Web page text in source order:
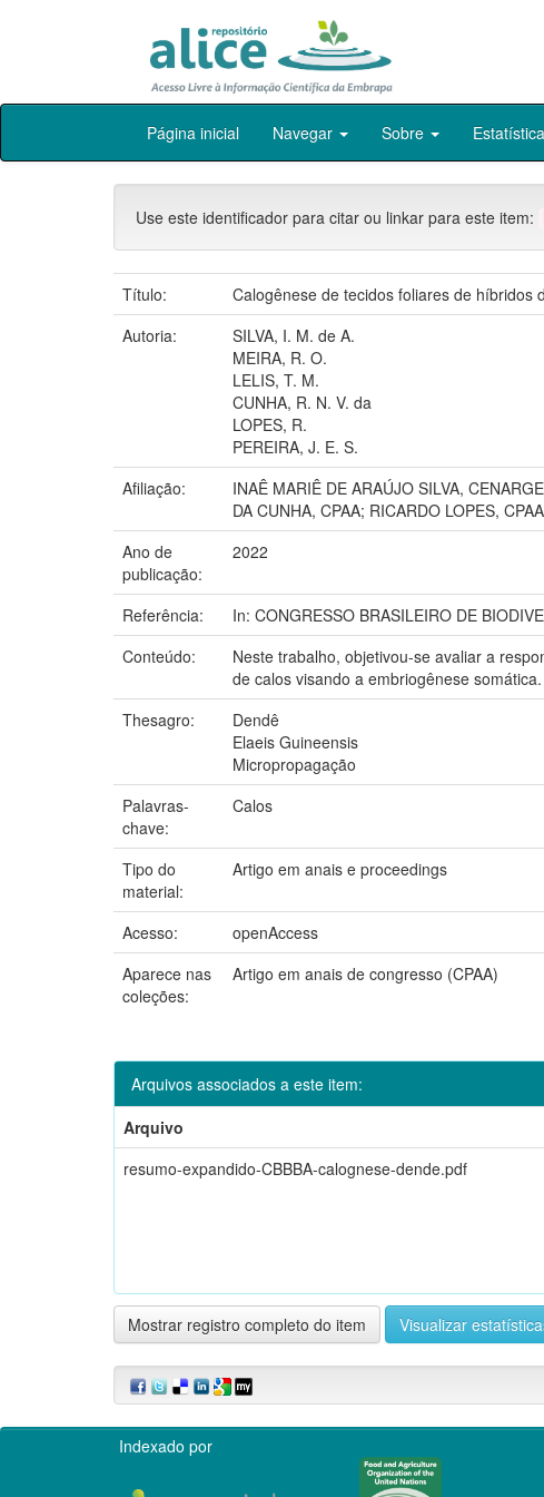
Skip
Página inicial Navegar Sobre
Use este identificador para citar ou linkar para este item:
Título:
Calogênese de tecidos foliares de híbridos
Autoria:
SILVA, I. M. de A.
MEIRA, R. O.
LELIS, T. M.
CUNHA, R. N. V. da
LOPES, R.
PEREIRA, J. E. S.
Afiliação:
INAÊ MARIÊ DE ARAÚJO SILVA,
DA CUNHA, CPAA; RICARDO LOPES,
Ano de
publicação:
2022
Referência:
In: CONGRESSO BRASILEIRO DE
Conteúdo:
Neste trabalho, objetivou-se avaliar a
de calos visando a embriogênese somática.
Thesagro:
Dendê
Elaeis Guineensis
Micropropagação
Palavras-
chave:
Calos
Tipo do
material:
Artigo em anais e proceedings
Acesso:
openAccess
Aparece nas
coleções:
Artigo em anais de congresso (CPAA)
Arquivos associados a este item:
Arquivo
resumo-expandido-CBBBA-calognese-dende.pdf
Mostrar registro completo do item Visualizar
Indexado por